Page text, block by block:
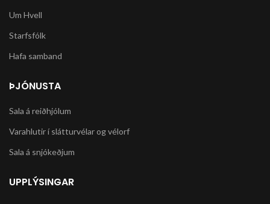
Um Hvell
Starfsfólk
Hafa samband
ÞJÓNUSTA
Sala á reiðhjólum
Varahlutir í slátturvélar og vélorf
Sala á snjókeðjum
UPPLÝSINGAR